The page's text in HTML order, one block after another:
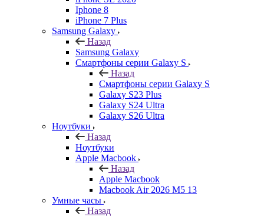
Iphone 8
iPhone 7 Plus
Samsung Galaxy
Назад
Samsung Galaxy
Смартфоны серии Galaxy S
Назад
Смартфоны серии Galaxy S
Galaxy S23 Plus
Galaxy S24 Ultra
Galaxy S26 Ultra
Ноутбуки
Назад
Ноутбуки
Apple Macbook
Назад
Apple Macbook
Macbook Air 2026 M5 13
Умные часы
Назад